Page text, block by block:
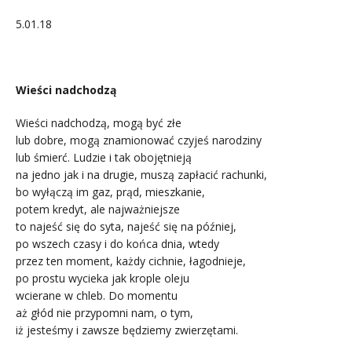
5.01.18
Wieści nadchodzą
Wieści nadchodzą, mogą być złe
lub dobre, mogą znamionować czyjeś narodziny
lub śmierć. Ludzie i tak obojętnieją
na jedno jak i na drugie, muszą zapłacić rachunki,
bo wyłączą im gaz, prąd, mieszkanie,
potem kredyt, ale najważniejsze
to najeść się do syta, najeść się na później,
po wszech czasy i do końca dnia, wtedy
przez ten moment, każdy cichnie, łagodnieje,
po prostu wycieka jak krople oleju
wcierane w chleb. Do momentu
aż głód nie przypomni nam, o tym,
iż jesteśmy i zawsze będziemy zwierzętami.